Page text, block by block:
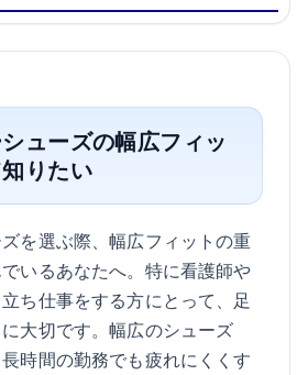
ューズの幅広フィッ
りたい
を選ぶ際、幅広フィットの重
いるあなたへ。特に看護師や
ち仕事をする方にとって、足
大切です。幅広のシューズ
時間の勤務でも疲れにくくす